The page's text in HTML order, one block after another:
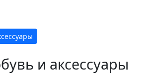
и аксессуары